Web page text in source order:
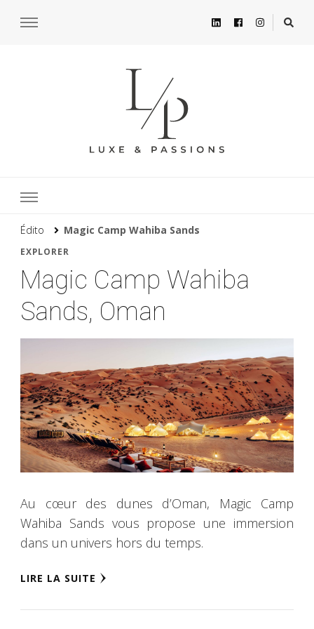
Édito Magic Camp Wahiba Sands
EXPLORER
Magic Camp Wahiba
Sands, Oman
Au cœur des dunes d’Oman, Magic Camp
Wahiba Sands vous propose une immersion
dans un univers hors du temps.
LIRE LA SUITE